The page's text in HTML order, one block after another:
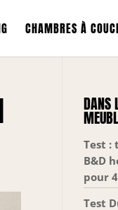
CHAMBRES À
DANS
Test :
B&D
pour
Test